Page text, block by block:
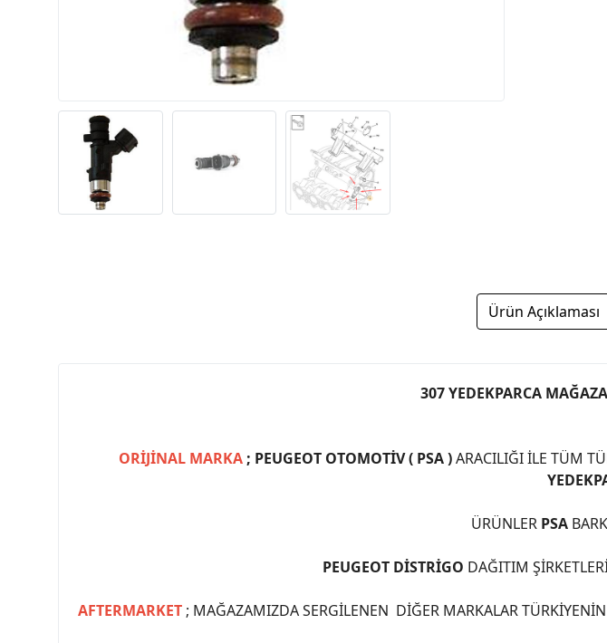
Ürün Açıklaması
307 YEDEKPARCA
ORİJİNAL MARKA; PEUGEOT OTOMOTİV ( PSA )ARACILIĞI İLE TÜM
ÜRÜNLER PSA
PEUGEOT DİSTRİGO DAĞITIM
AFTERMARKET ; MAĞAZAMIZDA SERGİLENEN DİĞER MARKALAR